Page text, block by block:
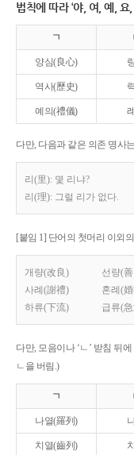
법칙에 따라 ‘야, 여, 예,
ㄱ
양심(良心)
역사(歷史)
예의(禮儀)
다만, 다음과 같은 의존 명사
리(里): 몇 리냐?
리(理): 그럴 리가 없다.
[붙임 1] 단어의 첫머리 이외
개량(改良) 선량(
사례(謝禮)
혼례(
하류(下流)
급류(
다만, 모음이나 ‘ㄴ’ 받침 뒤
ㄴ을 버림.)
ㄱ
나열(羅列)
치열(齒列)